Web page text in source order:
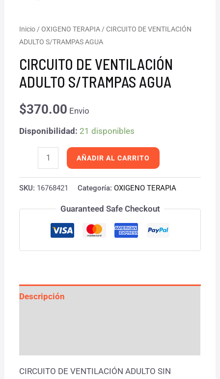
Inicio /OXIGENO TERAPIA / CIRCUITO DE VENTILACIÓN
ADULTO S/TRAMPAS AGUA
CIRCUITO DE VENTILACIÓN
ADULTO S/TRAMPAS AGUA
$370.00 Envio
Disponibilidad: 21 disponibles
CIRCUITO
DE
VENTILACIÓN
ADULTO
S/TRAMPAS
AGUA
AÑADIR AL CARRITO
SKU: 16768421 Categoría:OXIGENO TERAPIA
Guaranteed Safe Checkout
Descripción
CIRCUITO DE VENTILACIÓN ADULTO SIN